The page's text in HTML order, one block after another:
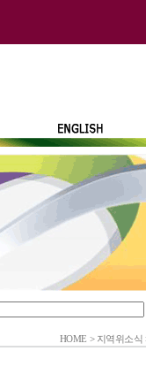
HOME > 지역위소식